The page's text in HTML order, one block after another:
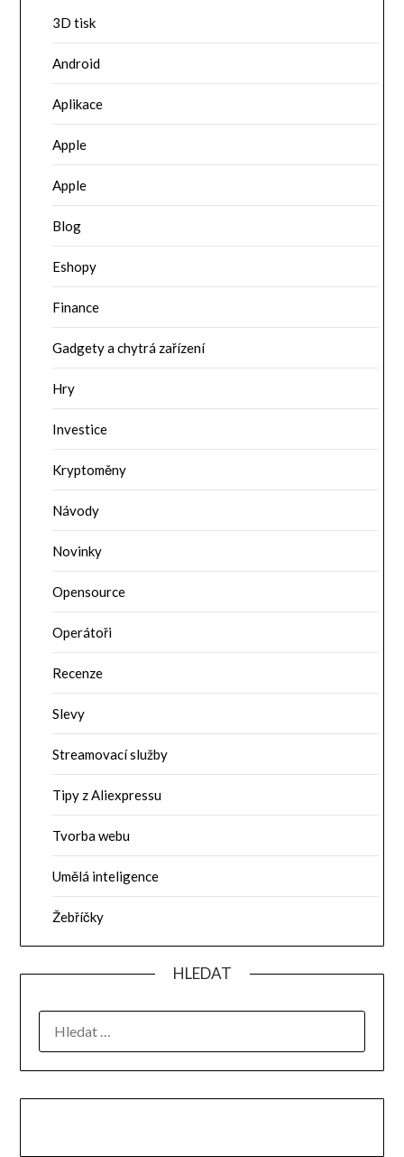
3D tisk
Android
Aplikace
Apple
Apple
Blog
Eshopy
Finance
Gadgety a chytrá zařízení
Hry
Investice
Kryptoměny
Návody
Novinky
Opensource
Operátoři
Recenze
Slevy
Streamovací služby
Tipy z Aliexpressu
Tvorba webu
Umělá inteligence
Žebříčky
HLEDAT